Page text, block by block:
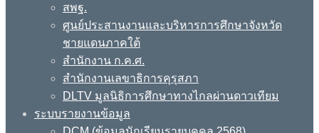
สพฐ.
ศูนย์ประสานงานและบริหารการศึกษาจังหวัด
ชายแดนภาคใต้
สำนักงาน ก.ค.ศ.
สำนักงานเลขาธิการคุรุสภา
DLTV มูลนิธิการศึกษาทางไกลผ่านดาวเทียม
ระบบรายงานข้อมูล